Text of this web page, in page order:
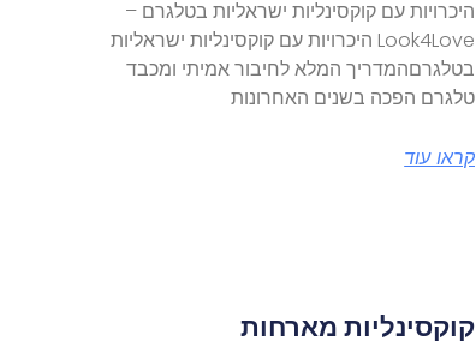
היכרויות עם קוקסינליות ישראליות בטלגרם –
Look4Love היכרויות עם קוקסינליות ישראליות
בטלגרםהמדריך המלא לחיבור אמיתי ומכבד
טלגרם הפכה בשנים האחרונות
קראו עוד
קוקסינליות מארחות